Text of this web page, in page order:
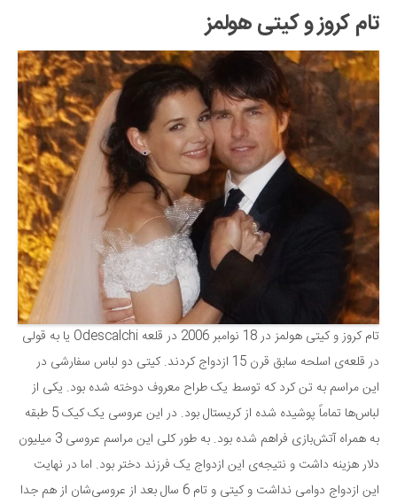
تام کروز و کیتی هولمز
تام کروز و کیتی هولمز در 18 نوامبر 2006 در قلعه Odescalchi یا به قولی
در قلعه‌ی اسلحه سابق قرن 15 ازدواج کردند. کیتی دو لباس سفارشی در
این مراسم به تن کرد که توسط یک طراح معروف دوخته شده بود. یکی از
لباس‌ها تماماً پوشیده شده از کریستال بود. در این عروسی یک کیک 5 طبقه
به همراه آتش‌بازی فراهم شده بود. به طور کلی این مراسم عروسی 3 میلیون
دلار هزینه داشت و نتیجه‌ی این ازدواج یک فرزند دختر بود. اما در نهایت
این ازدواج دوامی نداشت و کیتی و تام 6 سال بعد از عروسی‌شان از هم جدا